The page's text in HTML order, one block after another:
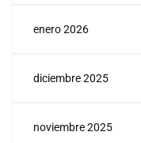
enero 2026
diciembre 2025
noviembre 2025